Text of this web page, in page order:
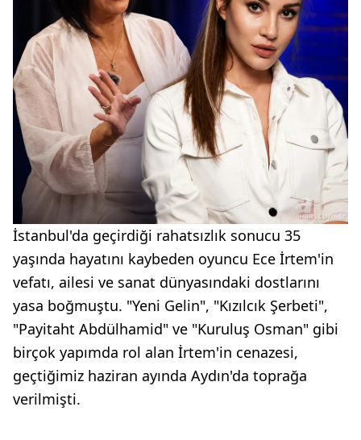
İstanbul'da geçirdiği rahatsızlık sonucu 35
yaşında hayatını kaybeden oyuncu Ece İrtem'in
vefatı, ailesi ve sanat dünyasındaki dostlarını
yasa boğmuştu. "Yeni Gelin", "Kızılcık Şerbeti",
"Payitaht Abdülhamid" ve "Kuruluş Osman" gibi
birçok yapımda rol alan İrtem'in cenazesi,
geçtiğimiz haziran ayında Aydın'da toprağa
verilmişti.